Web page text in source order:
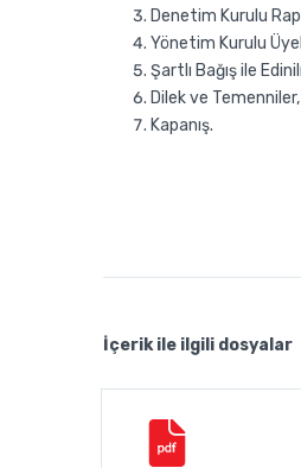
Denetim Kurulu
Yönetim Kurulu
Şartlı Bağış ile
Dilek ve Temenniler,
Kapanış.
İçerik ile ilgili dosyalar